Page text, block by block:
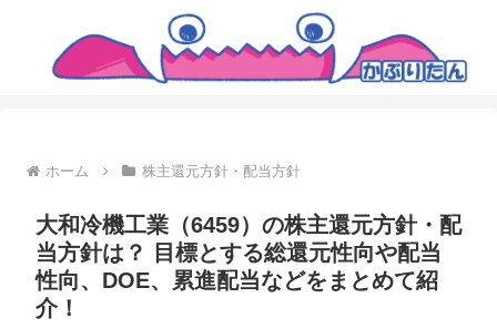
ホーム 株主還元方針・配当方針
大和冷機工業（6459）の株主還元方針・配
当方針は？ 目標とする総還元性向や配当
性向、DOE、累進配当などをまとめて紹
介！